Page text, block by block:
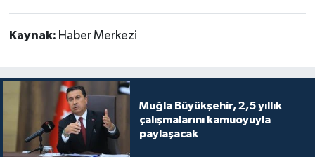
Kaynak: Haber Merkezi
Muğla Büyükşehir, 2,5 yıllık
çalışmalarını kamuoyuyla
paylaşacak